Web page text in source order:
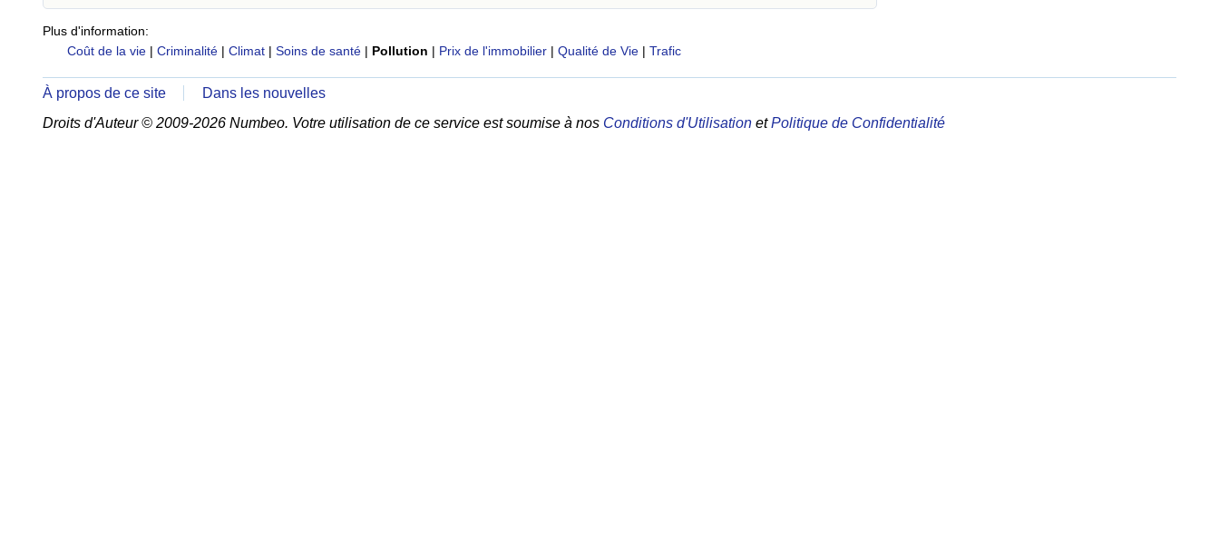
Plus d'information:
Coût de la vie | Criminalité | Climat | Soins de santé | Pollution | Prix de l'immobilier | Qualité de Vie | Trafic
À propos de ce site
Dans les nouvelles
Droits d'Auteur © 2009-2026 Numbeo. Votre utilisation de ce service est soumise à nos Conditions d'Utilisation etPolitique de Confidentialité